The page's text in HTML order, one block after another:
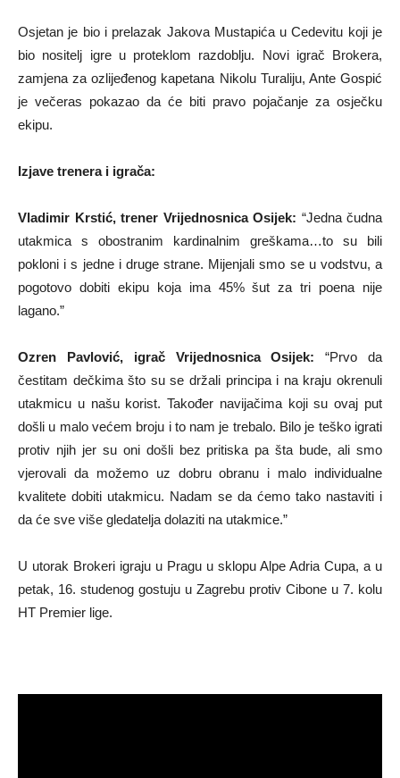
Osjetan je bio i prelazak Jakova Mustapića u Cedevitu koji je
bio nositelj igre u proteklom razdoblju. Novi igrač Brokera,
zamjena za ozlijeđenog kapetana Nikolu Turaliju, Ante Gospić
je večeras pokazao da će biti pravo pojačanje za osječku
ekipu.
Izjave trenera i igrača:
Vladimir Krstić, trener Vrijednosnica Osijek: “Jedna čudna
utakmica s obostranim kardinalnim greškama…to su bili
pokloni i s jedne i druge strane. Mijenjali smo se u vodstvu, a
pogotovo dobiti ekipu koja ima 45%šut za tri poena nije
lagano.”
Ozren Pavlović, igrač Vrijednosnica Osijek:“Prvo da
čestitam dečkima što su se držali principa i na kraju okrenuli
utakmicu u našu korist. Također navijačima koji su ovaj put
došli u malo većem broju i to nam je trebalo. Bilo je teško igrati
protiv njih jer su oni došli bez pritiska pa šta bude, ali smo
vjerovali da možemo uz dobru obranu i malo individualne
kvalitete dobiti utakmicu. Nadam se da ćemo tako nastaviti i
da će sve više gledatelja dolaziti na utakmice.”
U utorak Brokeri igraju u Pragu u sklopu Alpe Adria Cupa, a u
petak, 16. studenog gostuju u Zagrebu protiv Cibone u 7. kolu
HT Premier lige.